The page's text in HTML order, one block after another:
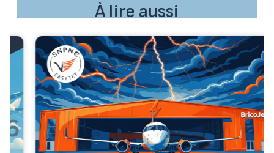
À lire aussi